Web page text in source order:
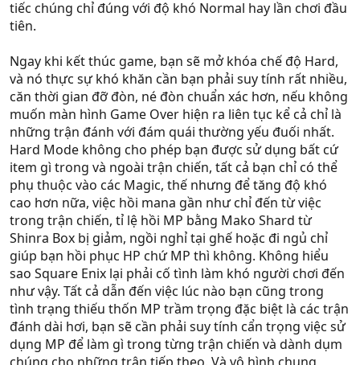
tiếc chúng chỉ đúng với độ khó Normal hay lần chơi đầu
tiên.
Ngay khi kết thúc game, bạn sẽ mở khóa chế độ Hard,
và nó thực sự khó khăn cần bạn phải suy tính rất nhiều,
căn thời gian đỡ đòn, né đòn chuẩn xác hơn, nếu không
muốn màn hình Game Over hiện ra liên tục kể cả chỉ là
những trận đánh với đám quái thường yếu đuối nhất.
Hard Mode không cho phép bạn được sử dụng bất cứ
item gì trong và ngoài trận chiến, tất cả bạn chỉ có thể
phụ thuộc vào các Magic, thế nhưng để tăng độ khó
cao hơn nữa, việc hồi mana gần như chỉ đến từ việc
trong trận chiến, tỉ lệ hồi MP bằng Mako Shard từ
Shinra Box bị giảm, ngồi nghỉ tại ghế hoặc đi ngủ chỉ
giúp bạn hồi phục HP chứ MP thì không. Không hiểu
sao Square Enix lại phải cố tình làm khó người chơi đến
như vậy. Tất cả dẫn đến việc lúc nào bạn cũng trong
tình trạng thiếu thốn MP trầm trọng đặc biệt là các trận
đánh dài hơi, bạn sẽ cần phải suy tính cẩn trọng việc sử
dụng MP để làm gì trong từng trận chiến và dành dụm
chúng cho những trận tiếp theo. Và vô hình chung